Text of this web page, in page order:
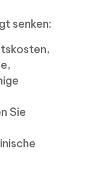
senken:
Sie